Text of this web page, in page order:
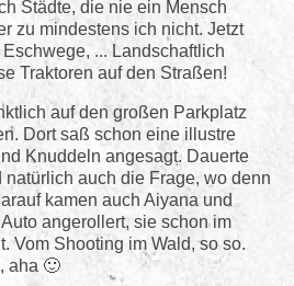
Städte, die nie ein Mensch
zu mindestens ich nicht. Jetzt
... Landschaftlich
Traktoren auf den Straßen!
auf den großen Parkplatz
Dort saß schon eine illustre
Knuddeln angesagt. Dauerte
natürlich auch die Frage, wo denn
kamen auch Aiyana und
angerollert, sie schon im
Vom Shooting im Wald, so so.
aha